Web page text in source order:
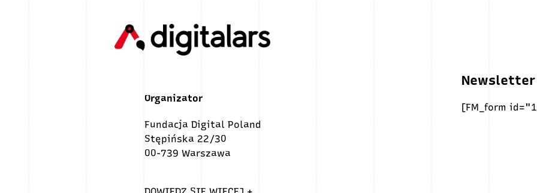
Organizator
Fundacja Digital Poland
Stępińska 22/30
00-739 Warszawa
Newsletter
[FM_form